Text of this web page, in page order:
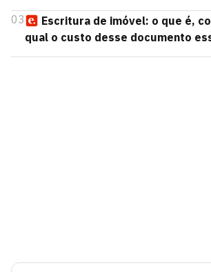
03
Escritura de imóvel: o que é,
qual o custo desse documento